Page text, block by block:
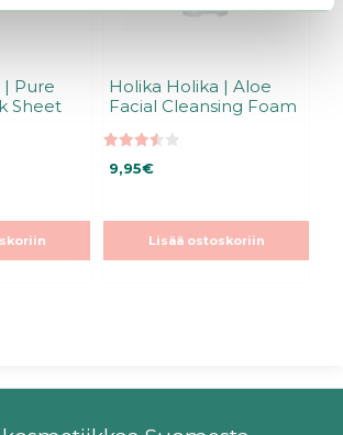
| Pure
Sheet
Holika Holika | Aloe
Facial Cleansing Foam
3.50
5:stä
9,95€
Lisää ostoskoriin